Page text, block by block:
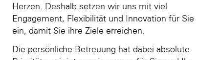
Herzen. Deshalb setzen wir uns mit viel
Engagement, Flexibilität und Innovation für Sie
ein, damit Sie ihre Ziele erreichen.
Die persönliche Betreuung hat dabei absolute